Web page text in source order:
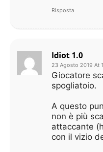
Risposta
Idiot 1.0
23 Agosto 2019 At
Giocatore
spogliatoio.
A questo
non è più
attaccante
con il vizio